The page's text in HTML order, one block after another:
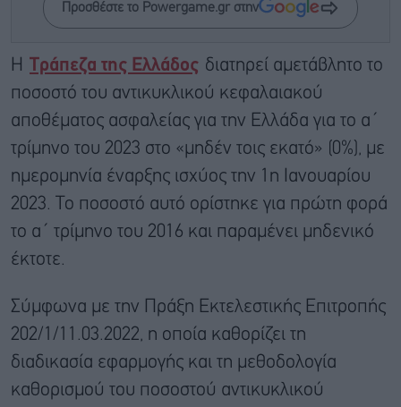
Προσθέστε το Powergame.gr στην
Η Τράπεζα της Ελλάδος διατηρεί αμετάβλητο το
ποσοστό του αντικυκλικού κεφαλαιακού
αποθέματος ασφαλείας για την Ελλάδα για το α΄
τρίμηνο του 2023 στο «μηδέν τοις εκατό» (0%), με
ημερομηνία έναρξης ισχύος την 1η Ιανουαρίου
2023. Το ποσοστό αυτό ορίστηκε για πρώτη φορά
το α΄ τρίμηνο του 2016 και παραμένει μηδενικό
έκτοτε.
Σύμφωνα με την Πράξη Εκτελεστικής Επιτροπής
202/1/11.03.2022, η οποία καθορίζει τη
διαδικασία εφαρμογής και τη μεθοδολογία
καθορισμού του ποσοστού αντικυκλικού